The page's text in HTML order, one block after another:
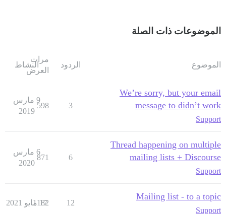
الموضوعات ذات الصلة
الموضوع الردود
مرات
العرض
النشاط
We’re sorry, but your email
message to didn’t work
Support
3
598
9 مارس
2019
Thread happening on multiple
mailing lists + Discourse
Support
6
871
6 مارس
2020
Mailing list - to a topic
Support
12
1182
17 مايو 2021